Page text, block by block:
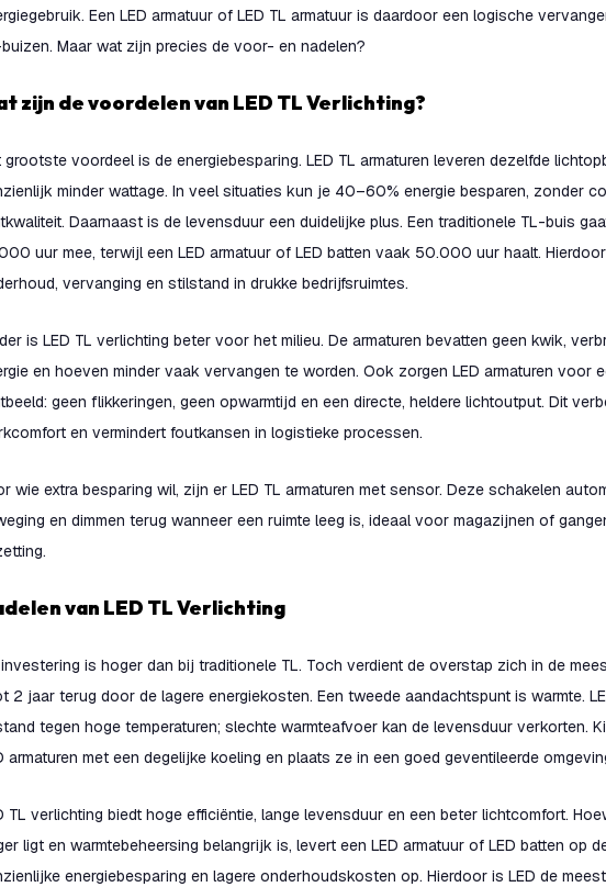
Een LED armatuur of LED TL armatuur is daardoor een logische
Maar wat zijn precies de voor- en nadelen?
zijn de voordelen van LED TL Verlichting?
grootste voordeel is de energiebesparing. LED TL armaturen leveren dezelfde
minder wattage. In veel situaties kun je 40–60% energie besparen, zonder
Daarnaast is de levensduur een duidelijke plus. Een traditionele TL-buis
uur mee, terwijl een LED armatuur of LED batten vaak 50.000 uur haalt.
vervanging en stilstand in drukke bedrijfsruimtes.
is LED TL verlichting beter voor het milieu. De armaturen bevatten geen kwik,
en hoeven minder vaak vervangen te worden. Ook zorgen LED armaturen voor
geen flikkeringen, geen opwarmtijd en een directe, heldere lichtoutput. Dit
en vermindert foutkansen in logistieke processen.
wie extra besparing wil, zijn er LED TL armaturen met sensor. Deze schakelen
en dimmen terug wanneer een ruimte leeg is, ideaal voor magazijnen of
van LED TL Verlichting
is hoger dan bij traditionele TL. Toch verdient de overstap zich in de
2 jaar terug door de lagere energiekosten. Een tweede aandachtspunt is warmte.
tegen hoge temperaturen; slechte warmteafvoer kan de levensduur verkorten.
armaturen met een degelijke koeling en plaats ze in een goed geventileerde
TL verlichting biedt hoge efficiëntie, lange levensduur en een beter lichtcomfort.
ligt en warmtebeheersing belangrijk is, levert een LED armatuur of LED batten op
energiebesparing en lagere onderhoudskosten op. Hierdoor is LED de